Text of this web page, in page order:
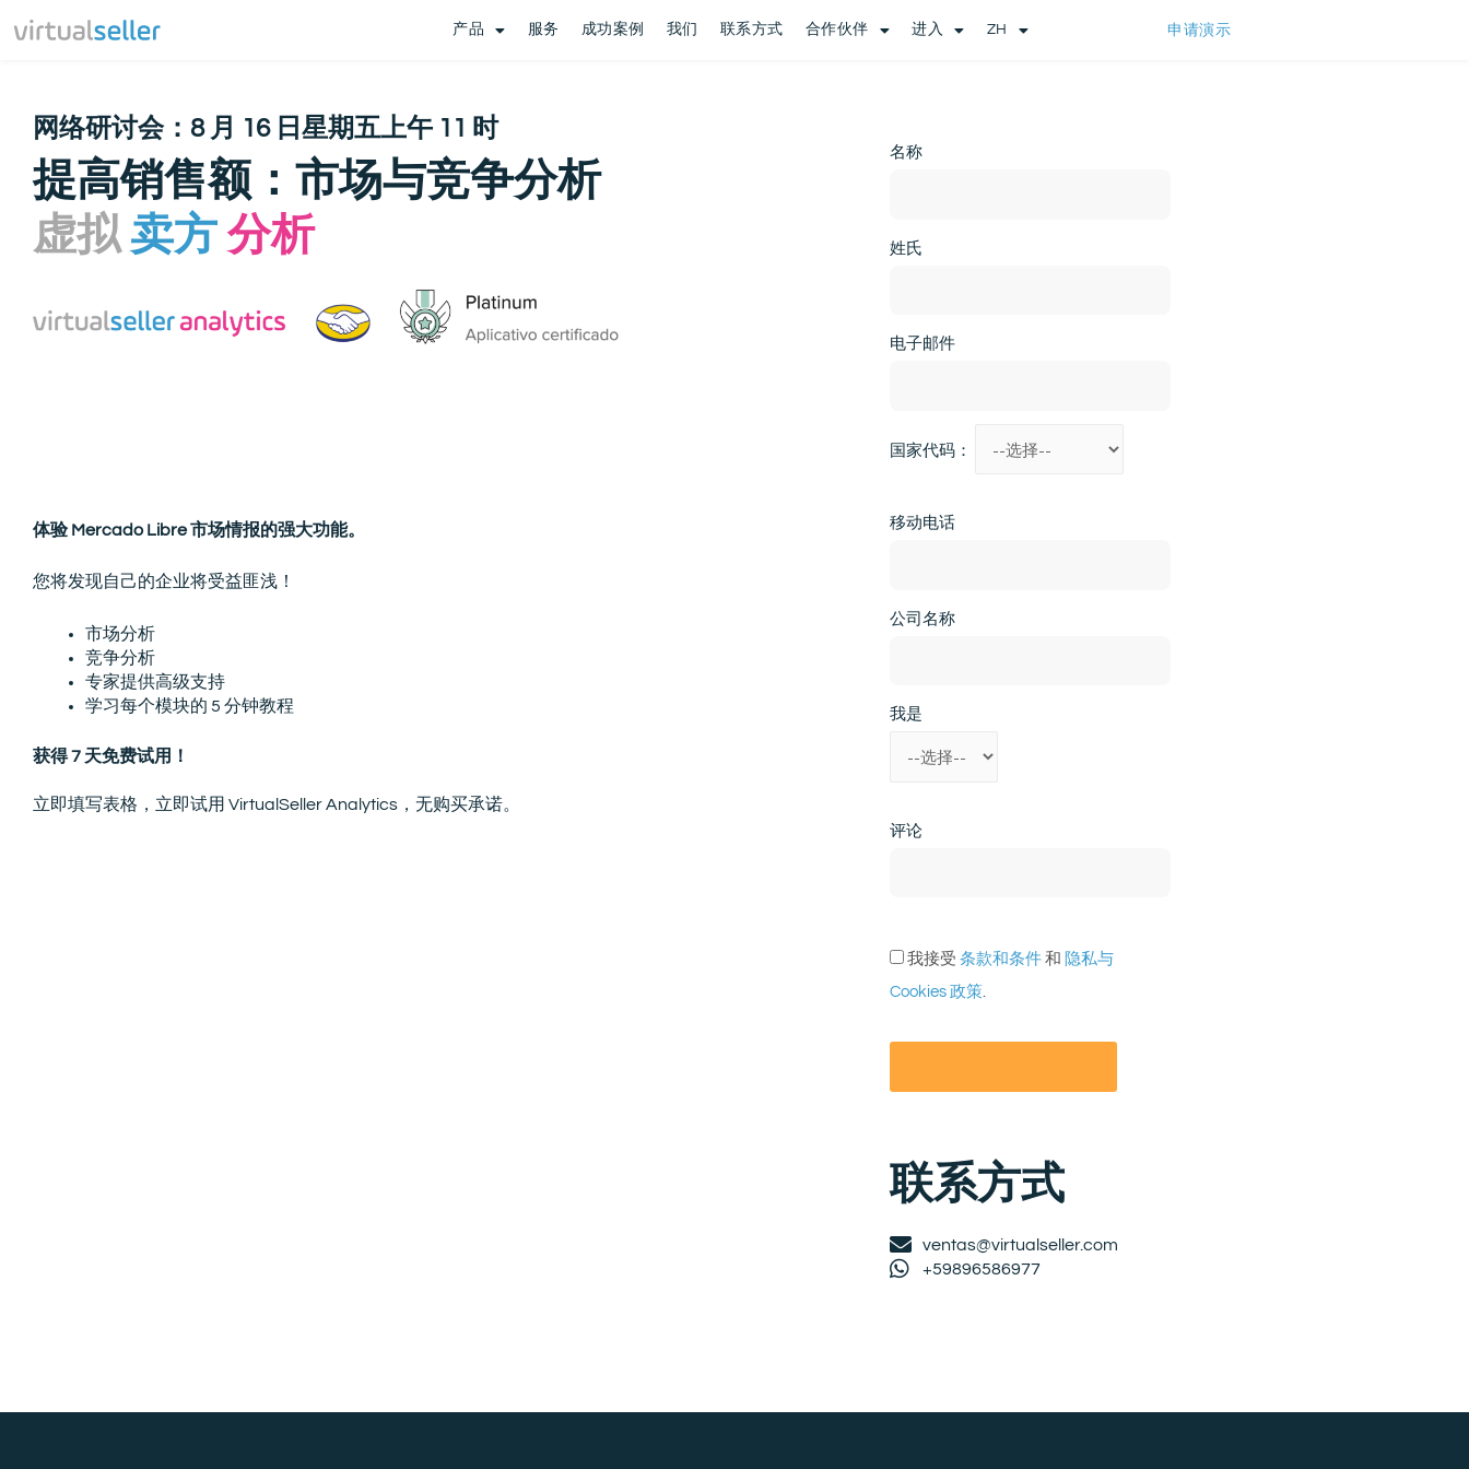
产品 服务 成功案例 我们 联系方式 合作伙伴 进入 ZH 申请演示
网络研讨会：8 月 16 日星期五上午 11 时
提高销售额：市场与竞争分析
虚拟 卖方 分析
体验 Mercado Libre 市场情报的强大功能。
您将发现自己的企业将受益匪浅！
市场分析
竞争分析
专家提供高级支持
学习每个模块的 5 分钟教程
获得 7 天免费试用！
立即填写表格，立即试用 VirtualSeller Analytics，无购买承诺。
名称
姓氏
电子邮件
国家代码：
移动电话
公司名称
我是
评论
我接受 条款和条件 和 隐私与
Cookies 政策.
联系方式
ventas@virtualseller.com
+59896586977